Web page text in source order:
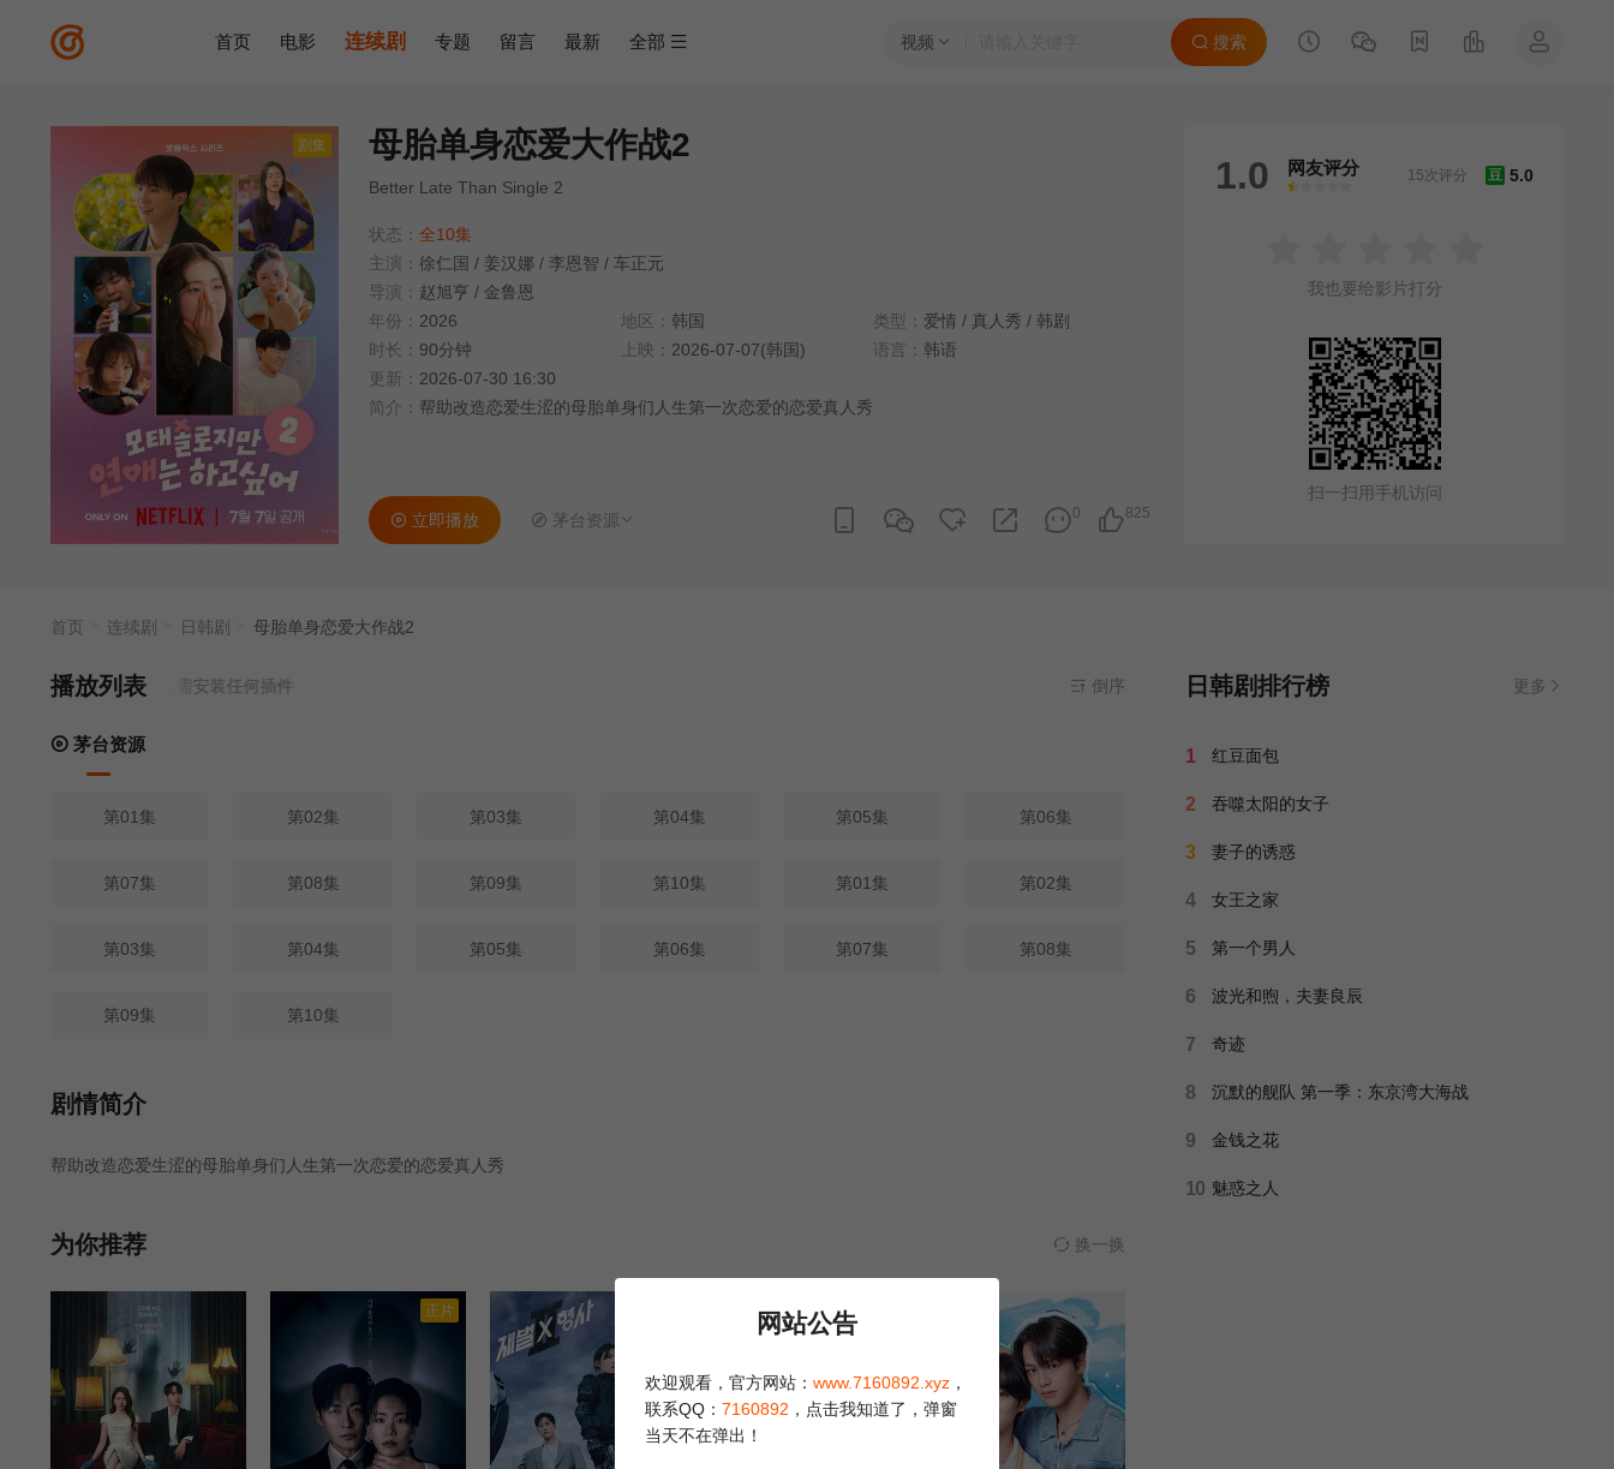
视频 搜索
首页 电影 连续剧 专题 留言 最新 全部
剧集 母胎单身恋爱大作战2
Better Late Than Single 2
状态： 全10集
主演： 徐仁国 / 姜汉娜 / 李恩智 / 车正元
导演： 赵旭亨 / 金鲁恩
年份： 2026 地区： 韩国 类型： 爱情 / 真人秀 / 韩剧
时长： 90分钟 上映： 2026-07-07(韩国) 语言： 韩语
更新： 2026-07-30 16:30
简介： 帮助改造恋爱生涩的母胎单身们人生第一次恋爱的恋爱真人秀
825
0
立即播放 茅台资源
1.0 网友评分
很差
较差还行推荐力荐
豆 5.0
15次评分
我也要给影片打分
扫一扫用手机访问
首页 连续剧 日韩剧 母胎单身恋爱大作战2
播放列表
茅台资源- 无需安装任何插件 倒序
茅台资源
第01集 第02集 第03集 第04集 第05集 第06集
第07集 第08集 第09集 第10集 第01集 第02集
第03集 第04集 第05集 第06集 第07集 第08集
第09集 第10集
剧情简介
帮助改造恋爱生涩的母胎单身们人生第一次恋爱的恋爱真人秀
为你推荐 换一换
正片
日韩剧排行榜 更多
1 红豆面包
2 吞噬太阳的女子
3 妻子的诱惑
4 女王之家
5 第一个男人
6 波光和煦，夫妻良辰
7 奇迹
8 沉默的舰队 第一季：东京湾大海战
9 金钱之花
10 魅惑之人
网站公告
欢迎观看，官方网站： www.7160892.xyz ，
联系QQ： 7160892 ，点击我知道了，弹窗
当天不在弹出！